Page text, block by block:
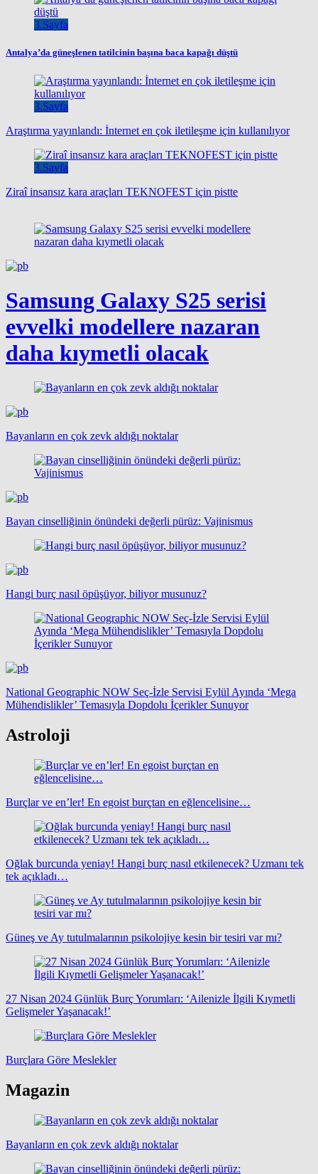
3.Sayfa
Antalya’da güneşlenen tatilcinin başına baca kapağı düştü
3.Sayfa
Araştırma yayınlandı: İnternet en çok iletileşme için kullanılıyor
3.Sayfa
Ziraî insansız kara araçları TEKNOFEST için pistte
Samsung Galaxy S25 serisi
evvelki modellere nazaran
daha kıymetli olacak
Bayanların en çok zevk aldığı noktalar
Bayan cinselliğinin önündeki değerli pürüz: Vajinismus
Hangi burç nasıl öpüşüyor, biliyor musunuz?
National Geographic NOW Seç-İzle Servisi Eylül Ayında ‘Mega
Mühendislikler’ Temasıyla Dopdolu İçerikler Sunuyor
Astroloji
Burçlar ve en’ler! En egoist burçtan en eğlencelisine…
Oğlak burcunda yeniay! Hangi burç nasıl etkilenecek? Uzmanı tek
tek açıkladı…
Güneş ve Ay tutulmalarının psikolojiye kesin bir tesiri var mı?
27 Nisan 2024 Günlük Burç Yorumları: ‘Ailenizle İlgili Kıymetli
Gelişmeler Yaşanacak!’
Burçlara Göre Meslekler
Magazin
Bayanların en çok zevk aldığı noktalar